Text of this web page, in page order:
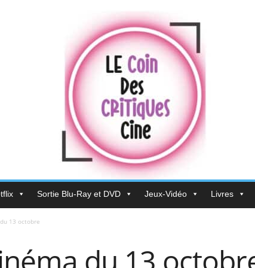
Sortie Blu-Ray et DVD Jeux-Vidéo Livres
13 octobre